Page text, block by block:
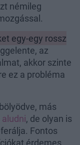
némileg
egy-egy rossz
az
akkor szinte
ez a probléma
más
aludni, de olyan is
Fontos
érdemes